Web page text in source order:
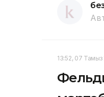
13:52, 07 Тамыз